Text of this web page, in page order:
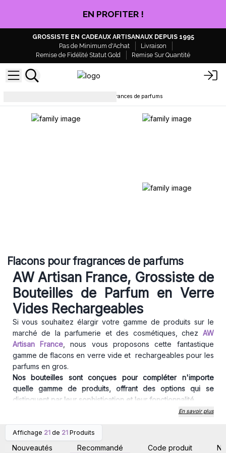
EN PROFITER !
GROSSISTE EN CADEAUX ARTISANAUX DEPUIS 1995
Pas de Minimum d'Achat
Livraison
Remise de Fidélité Statut Gold
Remise Sur Quantité
Flacons pour fragrances de parfums
Flacons pour fragrances de parfums
AW Artisan France, Grossiste de
Bouteilles de Parfum en Verre
Vides Rechargeables
Si vous souhaitez élargir votre gamme de produits sur le
marché de la parfumerie et des cosmétiques, chez AW
Artisan France, nous vous proposons cette fantastique
gamme de flacons en verre vide et rechargeables pour les
parfums en gros.
Nos bouteilles sont conçues pour compléter n'importe
quelle gamme de produits, offrant des options qui se
distinguent par leur sophistication et leur fonctionnalité.
Dans le cadre de notre engagement en faveur du
développement durable, nos bouteilles sont conçues pour
être rechargeables.
Cela réduit non seulement les déchets d’emballage, mais
En savoir plus
Affichage 21 de 21 Produits
Nouveautés Recommandé Code produit
Connectez-vous ou
inscrivez-vous pour
accéder aux prix de gros
inscrivez-vous pour
accéder aux prix de gros